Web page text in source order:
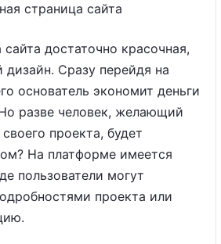
страница сайта
сайта достаточно красочная,
дизайн. Сразу перейдя на
основатель экономит деньги
разве человек, желающий
проекта, будет
На платформе имеется
пользователи могут
проекта или